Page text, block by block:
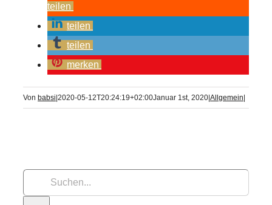
teilen
teilen
teilen
merken
Von babsi|2020-05-12T20:24:19+02:00Januar 1st, 2020|Allgemein|
nach: